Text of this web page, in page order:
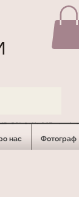
нас Фотограф